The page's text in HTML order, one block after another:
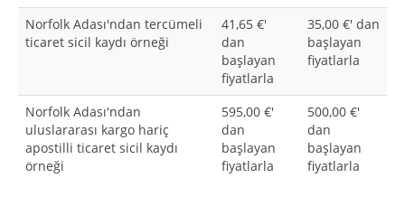
Norfolk Adası'ndan tercümeli
ticaret sicil kaydı örneği
41,65 €'
dan
başlayan
fiyatlarla
35,00 €' dan
başlayan
fiyatlarla
Norfolk Adası'ndan
uluslararası kargo hariç
apostilli ticaret sicil kaydı
örneği
595,00 €'
dan
başlayan
fiyatlarla
500,00 €'
dan
başlayan
fiyatlarla